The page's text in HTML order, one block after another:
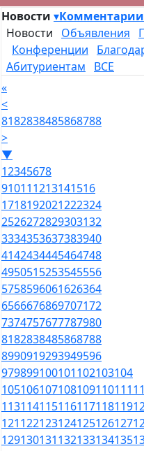
Новости ▾Комментарии
Новости Объявления
Конференции
Абитуриентам
ВСЕ
«
<
8182838485868788
>
▼
12345678
910111213141516
1718192021222324
2526272829303132
3334353637383940
4142434445464748
4950515253545556
5758596061626364
6566676869707172
7374757677787980
8182838485868788
8990919293949596
979899100101102103104
105106107108109110111
113114115116117118119
121122123124125126127
129130131132133134135